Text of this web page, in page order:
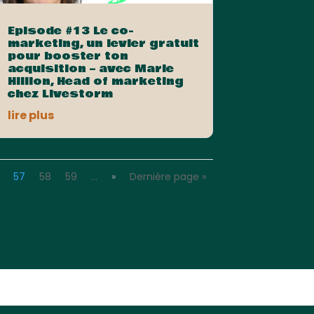
Episode #13 Le co-
marketing, un levier gratuit
pour booster ton
acquisition – avec Marie
Hillion, Head of marketing
chez Livestorm
lire plus
57 58 59 … » Dernière page »